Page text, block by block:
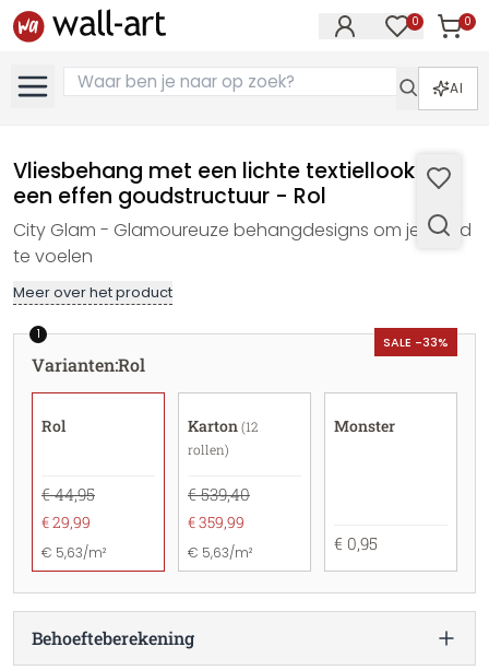
0 0
AI
Vliesbehang met een lichte textiellook in
een effen goudstructuur - Rol
City Glam - Glamoureuze behangdesigns om je goed
te voelen
Meer over het product
SALE -33%
1
Varianten:Rol
Rol
€ 44,95
€ 29,99
€ 5,63/m²
Karton (12
rollen)
€ 539,40
€ 359,99
€ 5,63/m²
Monster
€ 0,95
Behoefteberekening